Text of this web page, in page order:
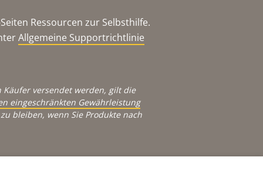
Ressourcen zur Selbsthilfe.
Allgemeine Supportrichtlinie
Käufer versendet werden, gilt die
eingeschränkten Gewährleistung
bleiben, wenn Sie Produkte nach